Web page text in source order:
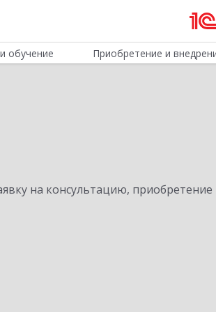
обучение Приобретение и
на консультацию, приобретение